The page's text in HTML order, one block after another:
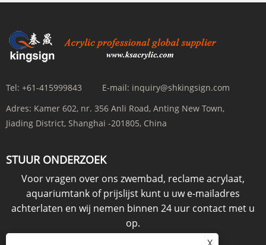
Tel: +61-415999843 E-mail: inquiry@shkingsign.com
Adres: Kamer 602, nr. 356 Anli Road, Anting New Town,
Jiading District, Shanghai -201805, China
STUUR ONDERZOEK
Voor vragen over ons zwembad, reclame acrylaat,
aquariumtank of prijslijst kunt u uw e-mailadres
achterlaten en wij nemen binnen 24 uur contact met u
op.